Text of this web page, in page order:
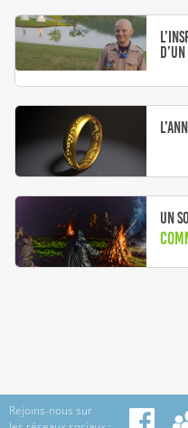
Un
Rejoins-nous sur